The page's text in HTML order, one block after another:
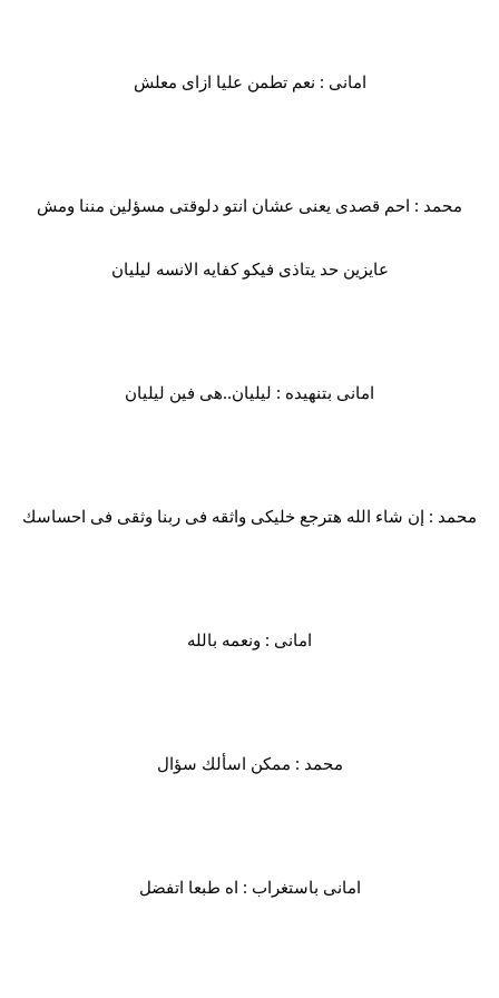
امانى : نعم تطمن عليا ازاى معلش
محمد : احم قصدى يعنى عشان انتو دلوقتى مسؤلين مننا ومش
عايزين حد يتاذى فيكو كفايه الانسه ليليان
امانى بتنهيده : ليليان..هى فين ليليان
محمد : إن شاء الله هترجع خليكى واثقه فى ربنا وثقى فى احساسك
امانى : ونعمه بالله
محمد : ممكن اسألك سؤال
امانى باستغراب : اه طبعا اتفضل